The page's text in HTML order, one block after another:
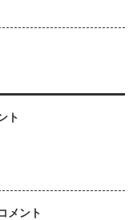
ト
メント